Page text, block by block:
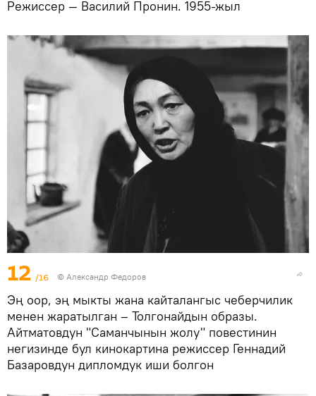
Режиссер — Василий Пронин. 1955-жыл
12 /16 © Александр Федоров
Эң оор, эң мыкты жана кайталангыс чеберчилик
менен жаратылган – Толгонайдын образы.
Айтматовдун "Саманчынын жолу" повестинин
негизинде бул кинокартина режиссер Геннадий
Базаровдун дипломдук иши болгон